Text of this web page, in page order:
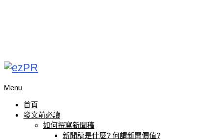
Menu
首頁
發文前必讀
如何撰寫新聞稿
新聞稿是什麼? 何謂新聞價值?